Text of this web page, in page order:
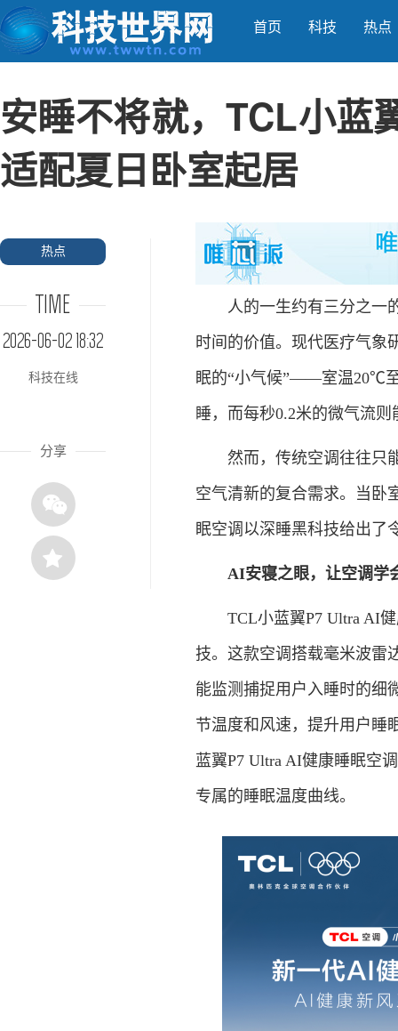
首页 科技 热点
安睡不将就，TCL小蓝
适配夏日卧室起居
热点
TIME
2026-06-02 18:32
科技在线
分享
人的一生约有三分之一的
时间的价值。现代医疗气象
眠的“小气候”——室温20℃
睡，而每秒0.2米的微气流
然而，传统空调往往只能
空气清新的复合需求。当卧
眠空调以深睡黑科技给出了
AI安寝之眼，让空调学
TCL小蓝翼P7 Ultra AI健
技。这款空调搭载毫米波雷
能监测捕捉用户入睡时的细
节温度和风速，提升用户睡
蓝翼P7 Ultra AI健康睡眠空
专属的睡眠温度曲线。